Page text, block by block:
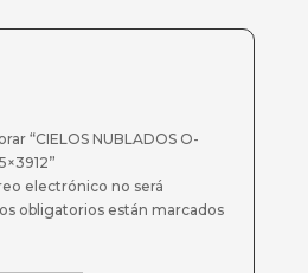
“CIELOS NUBLADOS O-
electrónico no será
obligatorios están marcados